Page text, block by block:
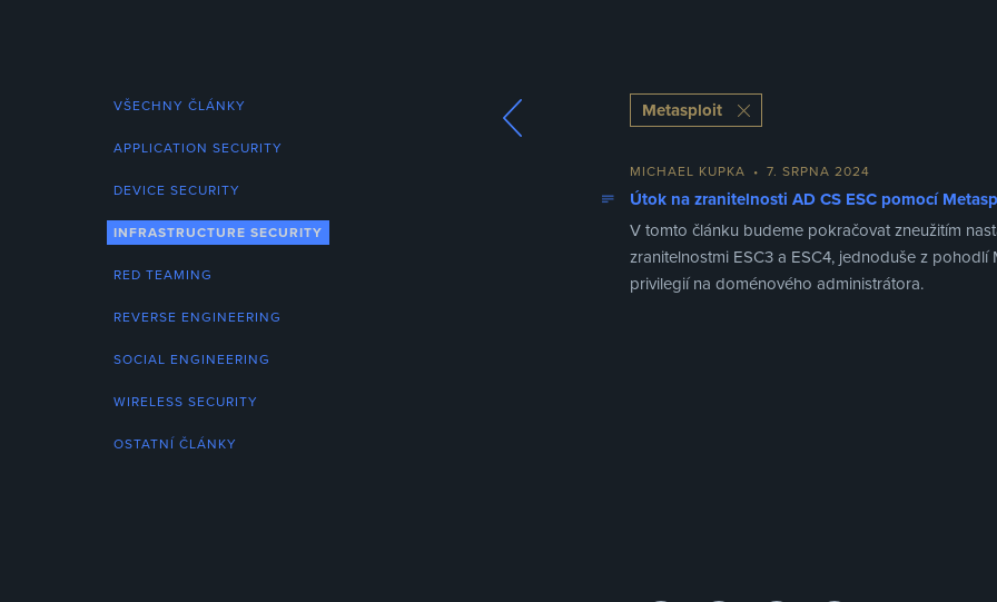
VŠECHNY ČLÁNKY
APPLICATION SECURITY
DEVICE SECURITY
INFRASTRUCTURE SECURITY
RED TEAMING
REVERSE ENGINEERING
SOCIAL ENGINEERING
WIRELESS SECURITY
OSTATNÍ ČLÁNKY
Metasploit
MICHAEL KUPKA • 7. SRPNA 2024
Útok na zranitelnosti AD CS ESC pomocí
V tomto článku budeme pokračovat zneužitím
zranitelnostmi ESC3 a ESC4, jednoduše z
privilegií na doménového administrátora.